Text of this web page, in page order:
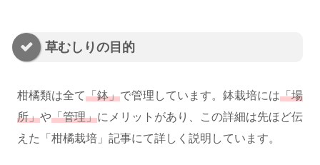
草むしりの目的
柑橘類は全て「鉢」で管理しています。鉢栽培には「場
所」や「管理」にメリットがあり、この詳細は先ほど伝
えた「柑橘栽培」記事にて詳しく説明しています。